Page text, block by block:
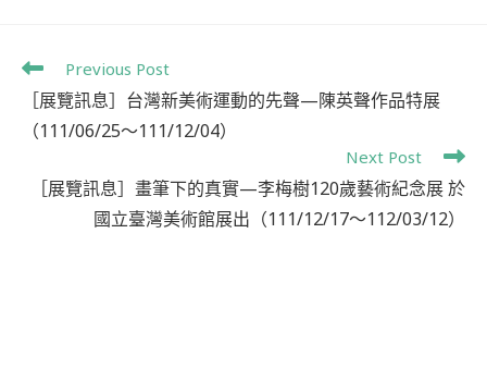
Previous Post
［展覽訊息］台灣新美術運動的先聲—陳英聲作品特展
（111/06/25～111/12/04）
Next Post
［展覽訊息］畫筆下的真實—李梅樹120歲藝術紀念展 於
國立臺灣美術館展出（111/12/17～112/03/12）